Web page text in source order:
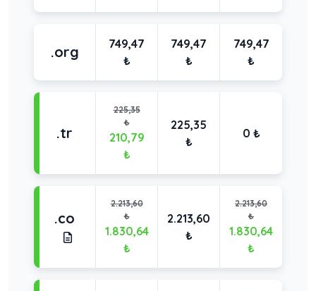
.org
749,47
₺
749,47
₺
749,47
₺
.tr
225,35
₺
210,79
₺
225,35
₺
0 ₺
.co
2.213,60
₺
1.830,64
₺
2.213,60
₺
2.213,60
₺
1.830,64
₺